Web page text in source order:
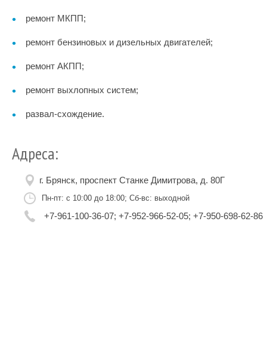
ремонт МКПП;
ремонт бензиновых и дизельных двигателей;
ремонт АКПП;
ремонт выхлопных систем;
развал-схождение.
Адреса:
г. Брянск, проспект Станке Димитрова, д. 80Г
Пн-пт: с 10:00 до 18:00; Сб-вс: выходной
+7-961-100-36-07; +7-952-966-52-05; +7-950-698-62-86